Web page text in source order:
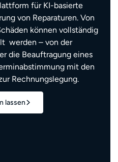
für KI-basierte
von Reparaturen. Von
können vollständig
werden – von der
die Beauftragung eines
mit den
Rechnungslegung.
lassen